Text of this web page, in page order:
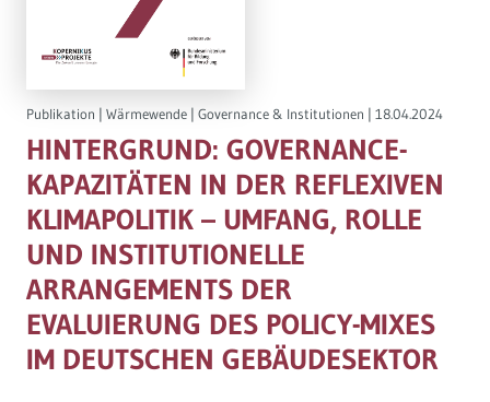
Publikation | Wärmewende | Governance & Institutionen | 18.04.2024
HINTERGRUND: GOVERNANCE-
KAPAZITÄTEN IN DER REFLEXIVEN
KLIMAPOLITIK – UMFANG, ROLLE
UND INSTITUTIONELLE
ARRANGEMENTS DER
EVALUIERUNG DES POLICY-MIXES
IM DEUTSCHEN GEBÄUDESEKTOR